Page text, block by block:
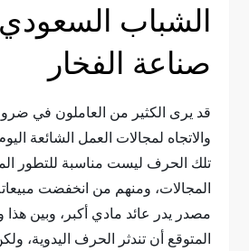
الشباب
صناعة الفخار
قد يرى الكثير من العاملون في
والاتجاه لمجالات العمل الشائعة
تلك الحرف ليست مناسبة للتطور
المجالات، ومنهم من انخفضت
مصدر يدر عائد مادي أكبر، وبين
المتوقع أن تندثر الحرف اليدوية،